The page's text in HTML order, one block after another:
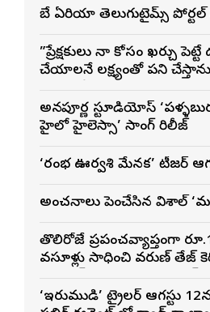
బే ఏరియా తెలుగుటైమ్స్
”ప్రేక్షకులు నా కోసం ఖర్చు
చేయాలనే లక్ష్యంతో పని
అన్నపూర్ణ స్టూడియోస్
హైలో హైలెస్సా’ సాంగ్ రిలీజ్
‘రంభ ఊర్వశి మేనక’ టీజర్
అంచనాలు పెంచేసిన విశాల్
తొలిరోజే ప్రపంచవ్యాప్తంగా
వసూళ్లు సాధించి వరుణ్ తేజ్
‘ఇరుముడి’ ట్రైలర్ ఆగస్టు